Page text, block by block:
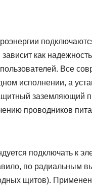
как
Все
исполнении, а
заземляющий
проводников
подключать к
по радиальным
щитов).